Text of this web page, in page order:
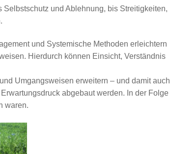
und Ablehnung, bis Streitigkeiten,
und Systemische Methoden erleichtern
Hierdurch können Einsicht, Verständnis
Umgangsweisen erweitern – und damit auch
abgebaut werden. In der Folge
waren.